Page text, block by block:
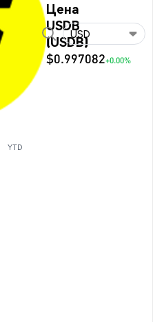
Цена
USDB
(USDB)
$0.997082+0.00%
USD
YTD